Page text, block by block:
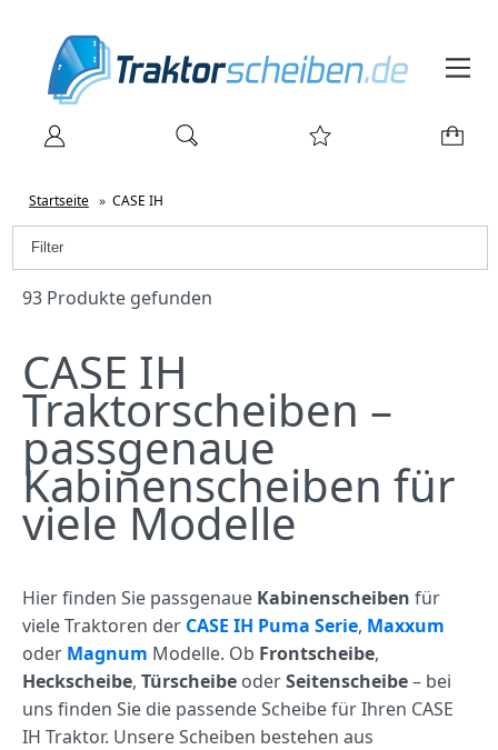
Startseite » CASE IH
Filter
93 Produkte gefunden
CASE IH
Traktorscheiben –
passgenaue
Kabinenscheiben für
viele Modelle
Hier finden Sie passgenaue Kabinenscheiben für
viele Traktoren der CASE IH Puma Serie, Maxxum
oder Magnum Modelle. Ob Frontscheibe,
Heckscheibe, Türscheibe oderSeitenscheibe– bei
uns finden Sie die passende Scheibe für Ihren CASE
IH Traktor. Unsere Scheiben bestehen aus